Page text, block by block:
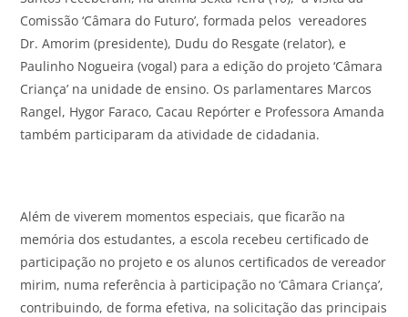
Comissão ‘Câmara do Futuro’, formada pelos vereadores
Dr. Amorim (presidente), Dudu do Resgate (relator), e
Paulinho Nogueira (vogal) para a edição do projeto ‘Câmara
Criança’ na unidade de ensino. Os parlamentares Marcos
Rangel, Hygor Faraco, Cacau Repórter e Professora Amanda
também participaram da atividade de cidadania.
Além de viverem momentos especiais, que ficarão na
memória dos estudantes, a escola recebeu certificado de
participação no projeto e os alunos certificados de vereador
mirim, numa referência à participação no ‘Câmara Criança’,
contribuindo, de forma efetiva, na solicitação das principais